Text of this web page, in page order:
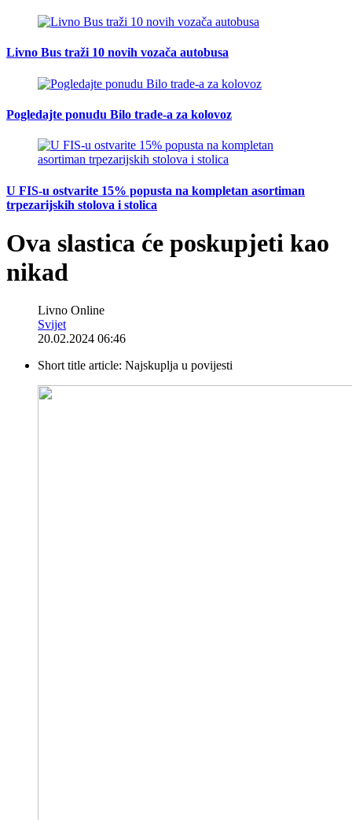
Livno Bus traži 10 novih vozača autobusa
Pogledajte ponudu Bilo trade-a za kolovoz
U FIS-u ostvarite 15% popusta na kompletan asortiman
trpezarijskih stolova i stolica
Ova slastica će poskupjeti kao
nikad
Livno Online
Svijet
20.02.2024 06:46
Short title article: Najskuplja u povijesti